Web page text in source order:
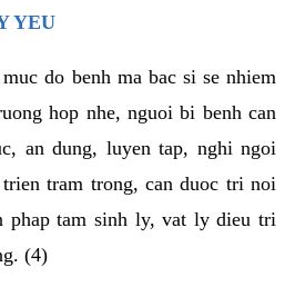
YEU
do benh ma bac si se nhiem
hop nhe, nguoi bi benh can
an dung, luyen tap, nghi ngoi
tram trong, can duoc tri noi
phap tam sinh ly, vat ly dieu tri
(4)